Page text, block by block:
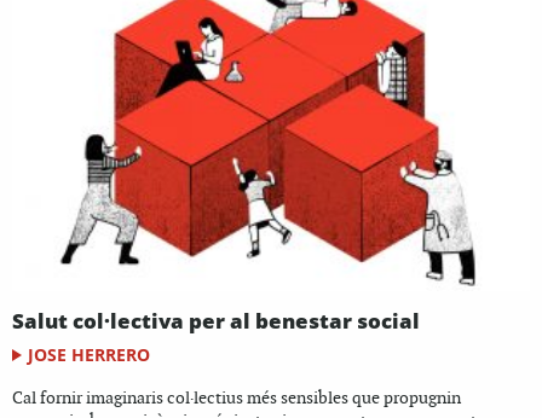
Salut col·lectiva per al benestar social
JOSE HERRERO
Cal fornir imaginaris col·lectius més sensibles que propugnin